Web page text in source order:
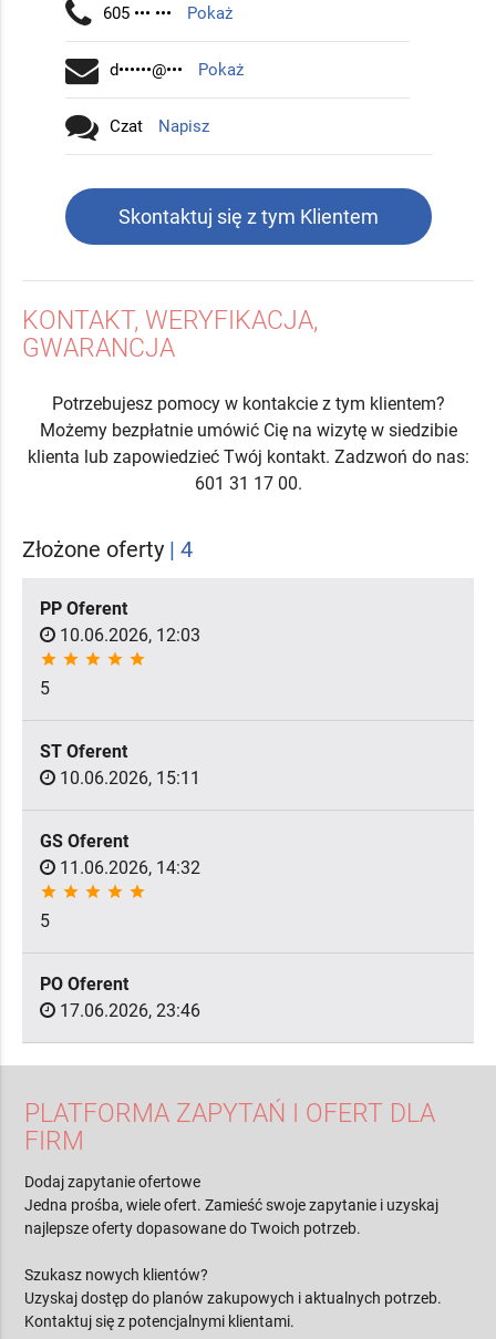
605 ••• ••• Pokaż
d••••••@••• Pokaż
Czat Napisz
Skontaktuj się z tym Klientem
KONTAKT, WERYFIKACJA,
GWARANCJA
Potrzebujesz pomocy w kontakcie z tym klientem?
Możemy bezpłatnie umówić Cię na wizytę w siedzibie
klienta lub zapowiedzieć Twój kontakt. Zadzwoń do nas:
601 31 17 00.
Złożone oferty | 4
PP Oferent
10.06.2026, 12:03
star star star star star
5
ST Oferent
10.06.2026, 15:11
GS Oferent
11.06.2026, 14:32
star star star star star
5
PO Oferent
17.06.2026, 23:46
PLATFORMA ZAPYTAŃ I OFERT DLA
FIRM
Dodaj zapytanie ofertowe
Jedna prośba, wiele ofert. Zamieść swoje zapytanie i uzyskaj
najlepsze oferty dopasowane do Twoich potrzeb.
Szukasz nowych klientów?
Uzyskaj dostęp do planów zakupowych i aktualnych potrzeb.
Kontaktuj się z potencjalnymi klientami.